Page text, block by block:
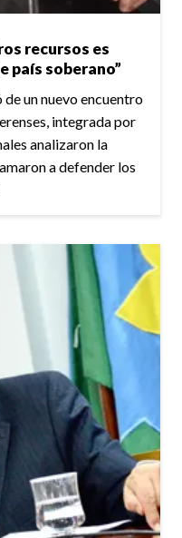
recursos es
país soberano”
un nuevo encuentro
integrada por
analizaron la
a defender los